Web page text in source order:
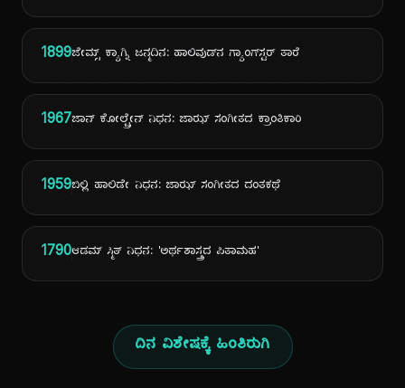
1899ಜೇಮ್ಸ್ ಕ್ಯಾಗ್ನಿ ಜನ್ಮದಿನ: ಹಾಲಿವುಡ್‌ನ ಗ್ಯಾಂಗ್‌ಸ್ಟರ್ ತಾರೆ
1967ಜಾನ್ ಕೋಲ್ಟ್ರೇನ್ ನಿಧನ: ಜಾಝ್ ಸಂಗೀತದ ಕ್ರಾಂತಿಕಾರಿ
1959ಬಿಲ್ಲಿ ಹಾಲಿಡೇ ನಿಧನ: ಜಾಝ್ ಸಂಗೀತದ ದಂತಕಥೆ
1790ಆಡಮ್ ಸ್ಮಿತ್ ನಿಧನ: 'ಅರ್ಥಶಾಸ್ತ್ರದ ಪಿತಾಮಹ'
ದಿನ ವಿಶೇಷಕ್ಕೆ ಹಿಂತಿರುಗಿ